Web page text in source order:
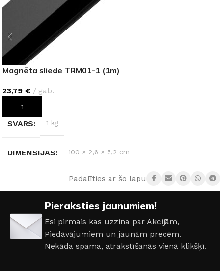
Magnēta sliede TRM01-1 (1m)
23,79 € gab.
PIEVIENOT GROZAM
SVARS 1 kg
DIMENSIJAS 100 × 2,6 × 5,2 cm
SPRIEGUMS DC:48 V
Padalīties ar šo lapu:
Pieraksties jaunumiem!
Esi pirmais kas uzzina par Akcijām,
Piedāvājumiem un jaunām precēm.
Nekāda spama, atrakstīšanās vienā klikšķī.